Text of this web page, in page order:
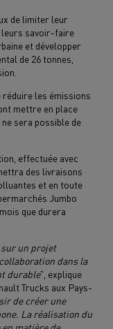
de limiter leur
leurs savoir-faire
et développer
de 26 tonnes,
réduire les émissions
mettre en place
sera possible de
effectuée avec
des livraisons
et en toute
Jumbo
que durera
sur un projet
dans la
durable", explique
Trucks aux Pays-
de créer une
La réalisation du